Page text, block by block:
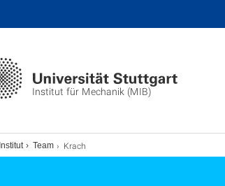
Institut für Mechanik (MIB)
Institut Team Krach